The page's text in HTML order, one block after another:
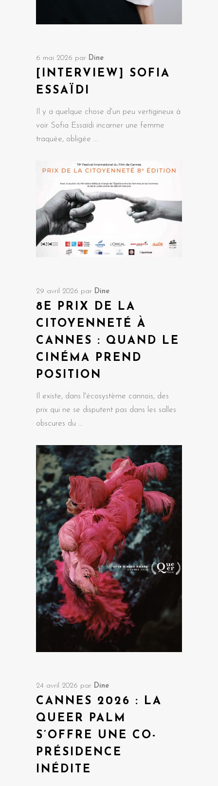
6 mai 2026 par Dine
[INTERVIEW] SOFIA
ESSAÏDI
Il y a quelque chose d'un peu vertigineux à
voir Sofia Essaïdi incarner une femme
traquée, obligée
29 avril 2026 par Dine
8E PRIX DE LA
CITOYENNETÉ À
CANNES : QUAND LE
CINÉMA PREND
POSITION
Il existe, dans l'écosystème cannois, des
prix qui ne se disputent pas dans les salles
obscures du
24 avril 2026 par Dine
CANNES 2026 : LA
QUEER PALM
S’OFFRE UNE CO-
PRÉSIDENCE
INÉDITE